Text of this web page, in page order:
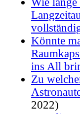
Könnte
ins All
Zu
2022)